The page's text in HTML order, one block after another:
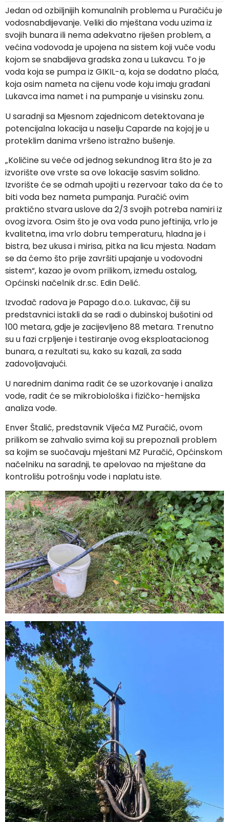
Jedan od ozbiljnijih komunalnih problema u Puračiću je
vodosnabdijevanje. Veliki dio mještana vodu uzima iz
svojih bunara ili nema adekvatno riješen problem, a
većina vodovoda je upojena na sistem koji vuče vodu
kojom se snabdijeva gradska zona u Lukavcu. To je
voda koja se pumpa iz GIKIL-a, koja se dodatno plaća,
koja osim nameta na cijenu vode koju imaju građani
Lukavca ima namet i na pumpanje u visinsku zonu.
U saradnji sa Mjesnom zajednicom detektovana je
potencijalna lokacija u naselju Caparde na kojoj je u
proteklim danima vršeno istražno bušenje.
„Količine su veće od jednog sekundnog litra što je za
izvorište ove vrste sa ove lokacije sasvim solidno.
Izvorište će se odmah upojiti u rezervoar tako da će to
biti voda bez nameta pumpanja. Puračić ovim
praktično stvara uslove da 2/3 svojih potreba namiri iz
ovog izvora. Osim što je ova voda puno jeftinija, vrlo je
kvalitetna, ima vrlo dobru temperaturu, hladna je i
bistra, bez ukusa i mirisa, pitka na licu mjesta. Nadam
se da ćemo što prije završiti upajanje u vodovodni
sistem“, kazao je ovom prilikom, između ostalog,
Općinski načelnik dr.sc. Edin Delić.
Izvođač radova je Papago d.o.o. Lukavac, čiji su
predstavnici istakli da se radi o dubinskoj bušotini od
100 metara, gdje je zacijevljeno 88 metara. Trenutno
su u fazi crpljenje i testiranje ovog eksploatacionog
bunara, a rezultati su, kako su kazali, za sada
zadovoljavajući.
U narednim danima radit će se uzorkovanje i analiza
vode, radit će se mikrobiološka i fizičko-hemijska
analiza vode.
Enver Štalić, predstavnik Vijeća MZ Puračić, ovom
prilikom se zahvalio svima koji su prepoznali problem
sa kojim se suočavaju mještani MZ Puračić, Općinskom
načelniku na saradnji, te apelovao na mještane da
kontrolišu potrošnju vode i naplatu iste.